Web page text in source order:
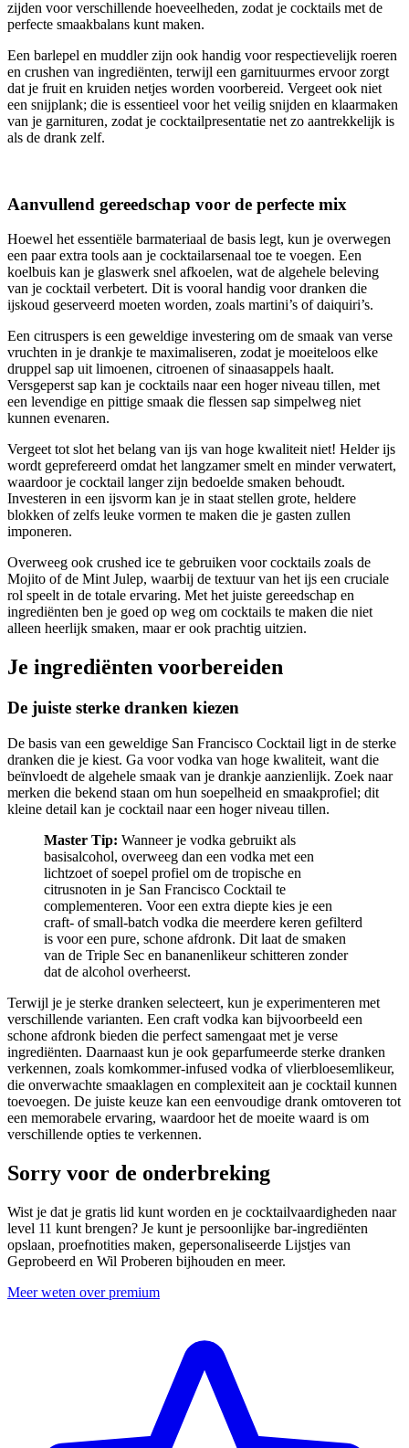
zijden voor verschillende hoeveelheden, zodat je cocktails met de
perfecte smaakbalans kunt maken.
Een barlepel en muddler zijn ook handig voor respectievelijk roeren
en crushen van ingrediënten, terwijl een garnituurmes ervoor zorgt
dat je fruit en kruiden netjes worden voorbereid. Vergeet ook niet
een snijplank; die is essentieel voor het veilig snijden en klaarmaken
van je garnituren, zodat je cocktailpresentatie net zo aantrekkelijk is
als de drank zelf.
Aanvullend gereedschap voor de perfecte mix
Hoewel het essentiële barmateriaal de basis legt, kun je overwegen
een paar extra tools aan je cocktailarsenaal toe te voegen. Een
koelbuis kan je glaswerk snel afkoelen, wat de algehele beleving
van je cocktail verbetert. Dit is vooral handig voor dranken die
ijskoud geserveerd moeten worden, zoals martini’s of daiquiri’s.
Een citruspers is een geweldige investering om de smaak van verse
vruchten in je drankje te maximaliseren, zodat je moeiteloos elke
druppel sap uit limoenen, citroenen of sinaasappels haalt.
Versgeperst sap kan je cocktails naar een hoger niveau tillen, met
een levendige en pittige smaak die flessen sap simpelweg niet
kunnen evenaren.
Vergeet tot slot het belang van ijs van hoge kwaliteit niet! Helder ijs
wordt geprefereerd omdat het langzamer smelt en minder verwatert,
waardoor je cocktail langer zijn bedoelde smaken behoudt.
Investeren in een ijsvorm kan je in staat stellen grote, heldere
blokken of zelfs leuke vormen te maken die je gasten zullen
imponeren.
Overweeg ook crushed ice te gebruiken voor cocktails zoals de
Mojito of de Mint Julep, waarbij de textuur van het ijs een cruciale
rol speelt in de totale ervaring. Met het juiste gereedschap en
ingrediënten ben je goed op weg om cocktails te maken die niet
alleen heerlijk smaken, maar er ook prachtig uitzien.
Je ingrediënten voorbereiden
De juiste sterke dranken kiezen
De basis van een geweldige San Francisco Cocktail ligt in de sterke
dranken die je kiest. Ga voor vodka van hoge kwaliteit, want die
beïnvloedt de algehele smaak van je drankje aanzienlijk. Zoek naar
merken die bekend staan om hun soepelheid en smaakprofiel; dit
kleine detail kan je cocktail naar een hoger niveau tillen.
Master Tip: Wanneer je vodka gebruikt als
basisalcohol, overweeg dan een vodka met een
lichtzoet of soepel profiel om de tropische en
citrusnoten in je San Francisco Cocktail te
complementeren. Voor een extra diepte kies je een
craft- of small-batch vodka die meerdere keren gefilterd
is voor een pure, schone afdronk. Dit laat de smaken
van de Triple Sec en bananenlikeur schitteren zonder
dat de alcohol overheerst.
Terwijl je je sterke dranken selecteert, kun je experimenteren met
verschillende varianten. Een craft vodka kan bijvoorbeeld een
schone afdronk bieden die perfect samengaat met je verse
ingrediënten. Daarnaast kun je ook geparfumeerde sterke dranken
verkennen, zoals komkommer-infused vodka of vlierbloesemlikeur,
die onverwachte smaaklagen en complexiteit aan je cocktail kunnen
toevoegen. De juiste keuze kan een eenvoudige drank omtoveren tot
een memorabele ervaring, waardoor het de moeite waard is om
verschillende opties te verkennen.
Sorry voor de onderbreking
Wist je dat je gratis lid kunt worden en je cocktailvaardigheden naar
level 11 kunt brengen? Je kunt je persoonlijke bar-ingrediënten
opslaan, proefnotities maken, gepersonaliseerde Lijstjes van
Geprobeerd en Wil Proberen bijhouden en meer.
Meer weten over premium